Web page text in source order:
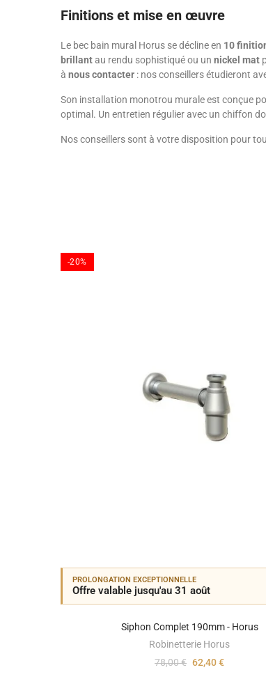
Finitions et mise en œuvre
Le bec bain mural Horus se décline en 10
brillantau rendu sophistiqué ou un nickel mat
à nous contacter : nos conseillers étudieront
Son installation monotrou murale est conçue
optimal. Un entretien régulier avec un chiffon
Nos conseillers sont à votre disposition pour
-20%
PROLONGATION EXCEPTIONNELLE
Offre valable jusqu'au 31 août
Siphon Complet 190mm - Horus
Robinetterie Horus
78,00 € 62,40 €